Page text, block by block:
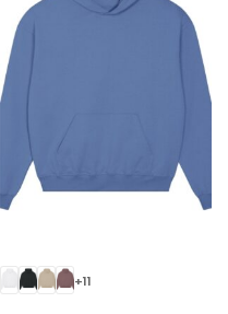
optie
kan
gekozen
worden
productpagina
+11